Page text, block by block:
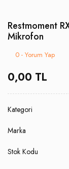
Restmoment
Mikrofon
0 - Yorum Yap
0,00 TL
Kategori
Marka
Stok Kodu